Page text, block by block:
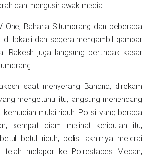
dan mengusir awak media.
One, Bahana Situmorang dan beberapa
di lokasi dan segera mengambil gambar
Rakesh juga langsung bertindak kasar
saat menyerang Bahana, direkam
mengetahui itu, langsung menendang
kemudian mulai ricuh. Polisi yang berada
sempat diam melihat keributan itu,
betul ricuh, polisi akhirnya melerai